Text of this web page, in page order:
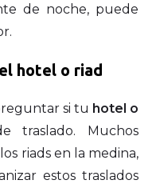
de noche, puede
hotel o riad
si tu hotel o
traslado. Muchos
riads en la medina,
estos traslados